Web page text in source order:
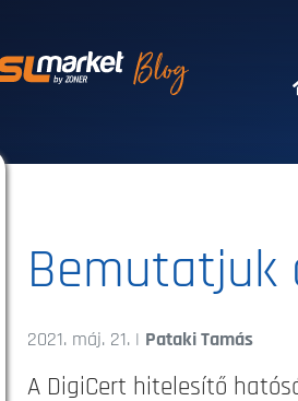
Megbízható
Bemutatjuk
2021. máj. 21. | Pataki Tamás
A DigiCert hitelesítő